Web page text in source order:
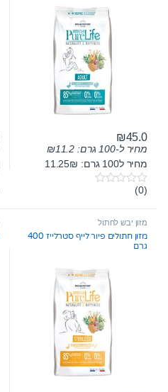
₪45.0
מחיר ל-100 גרם: ₪11.2
מחיר ל100 גרם: 11.25₪
0
t
o
f
5
(0)
מזון יבש לחתול
מזון חתולים פיור לייף סטרלייז 400
גרם